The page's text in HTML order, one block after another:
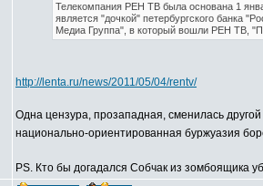
Телекомпания РЕН ТВ была основана 1
является "дочкой" петербургского банка
Медиа Группа", в который вошли РЕН ТВ,
http://lenta.ru/news/2011/05/04/rentv/
Одна цензура, прозападная, сменилась
национально-ориентированная буржуазия
PS. Кто бы догадался Собчак из зомбоящика